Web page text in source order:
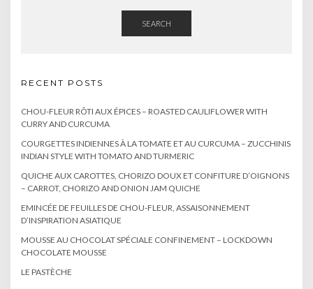
SEARCH
RECENT POSTS
CHOU-FLEUR RÔTI AUX ÉPICES – ROASTED CAULIFLOWER WITH
CURRY AND CURCUMA
COURGETTES INDIENNES À LA TOMATE ET AU CURCUMA – ZUCCHINIS
INDIAN STYLE WITH TOMATO AND TURMERIC
QUICHE AUX CAROTTES, CHORIZO DOUX ET CONFITURE D’OIGNONS
– CARROT, CHORIZO AND ONION JAM QUICHE
EMINCÉE DE FEUILLES DE CHOU-FLEUR, ASSAISONNEMENT
D’INSPIRATION ASIATIQUE
MOUSSE AU CHOCOLAT SPÉCIALE CONFINEMENT – LOCKDOWN
CHOCOLATE MOUSSE
LE PASTÈCHE